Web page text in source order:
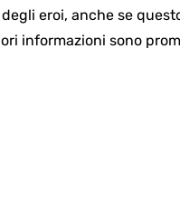
eroi, anche se
informazioni sono